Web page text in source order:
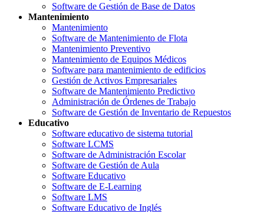
Software de Gestión de Base de Datos
Mantenimiento
Mantenimiento
Software de Mantenimiento de Flota
Mantenimiento Preventivo
Mantenimiento de Equipos Médicos
Software para mantenimiento de edificios
Gestión de Activos Empresariales
Software de Mantenimiento Predictivo
Administración de Órdenes de Trabajo
Software de Gestión de Inventario de Repuestos
Educativo
Software educativo de sistema tutorial
Software LCMS
Software de Administración Escolar
Software de Gestión de Aula
Software Educativo
Software de E-Learning
Software LMS
Software Educativo de Inglés